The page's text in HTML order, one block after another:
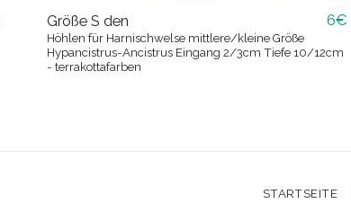
Größe S den 6€
Höhlen für Harnischwelse mittlere/kleine Größe
Hypancistrus-Ancistrus Eingang 2/3cm Tiefe 10/12cm
- terrakottafarben
STARTSEITE